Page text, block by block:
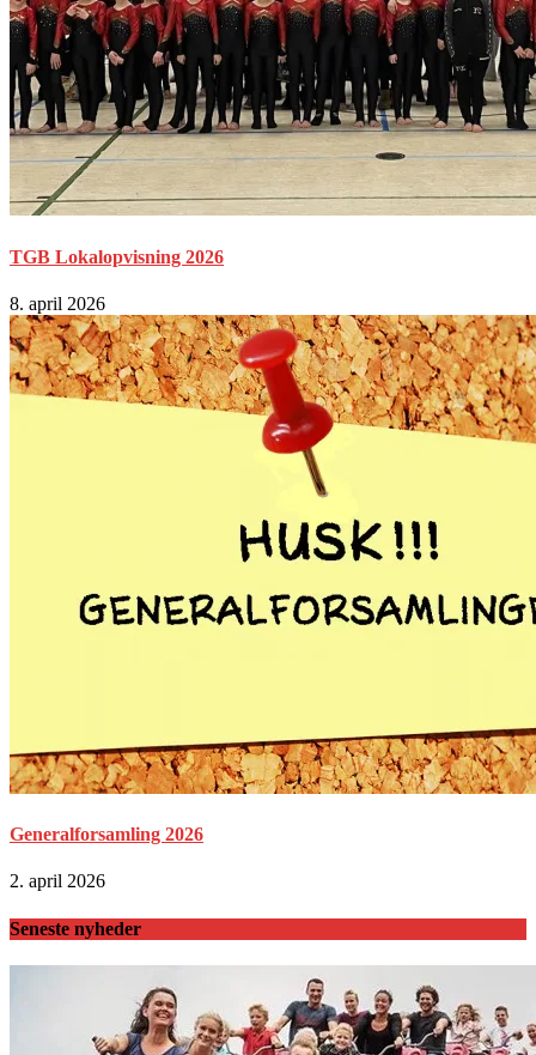
TGB Lokalopvisning 2026
8. april 2026
Generalforsamling 2026
2. april 2026
Seneste nyheder